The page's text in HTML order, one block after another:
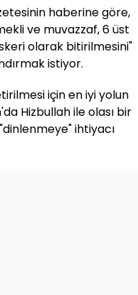
haberine göre,
ve muvazzaf, 6 üst
olarak bitirilmesini"
istiyor.
için en iyi yolun
Hizbullah ile olası bir
ihtiyacı